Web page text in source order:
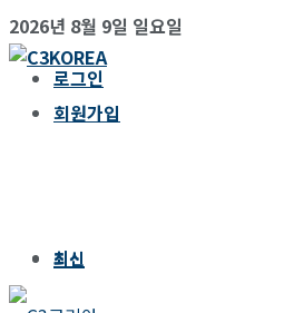
2026년 8월 9일 일요일
로그인
회원가입
최신
최신